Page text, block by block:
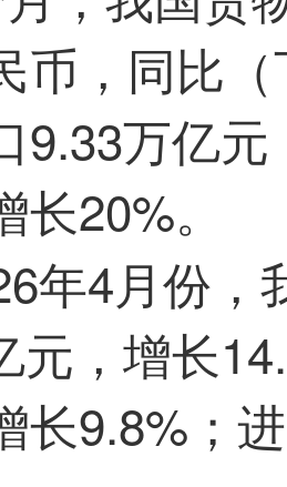
币，同比
9.33万亿
20%。
年4月份，
元，增长
长9.8%；